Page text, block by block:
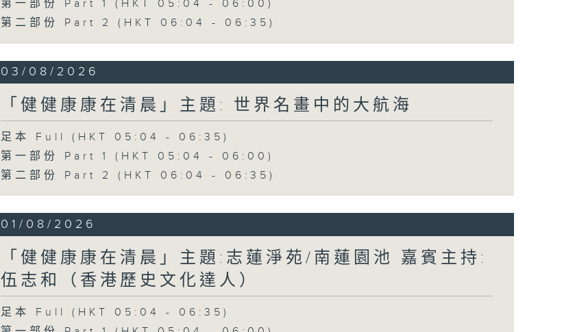
第一部份 Part 1 (HKT 05:04 - 06:00)
第二部份 Part 2 (HKT 06:04 - 06:35)
03/08/2026
「健健康康在清晨」主題: 世界名畫中的大航海
足本 Full (HKT 05:04 - 06:35)
第一部份 Part 1 (HKT 05:04 - 06:00)
第二部份 Part 2 (HKT 06:04 - 06:35)
01/08/2026
「健健康康在清晨」主題:志蓮淨苑/南蓮園池 嘉賓主持:
伍志和（香港歷史文化達人）
足本 Full (HKT 05:04 - 06:35)